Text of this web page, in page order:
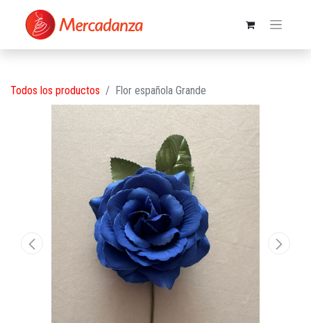
Todos los productos Flor española Grande